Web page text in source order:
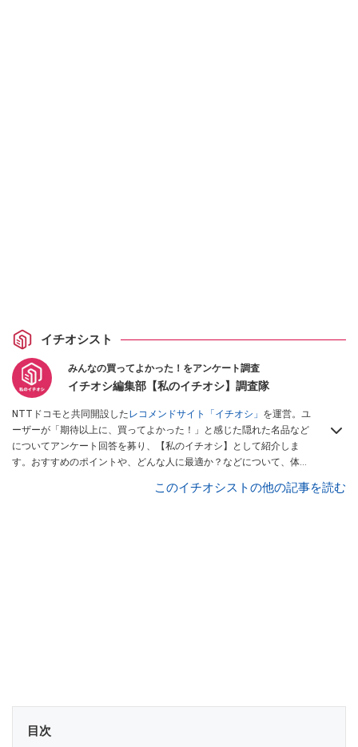
イチオシスト
みんなの買ってよかった！をアンケート調査
イチオシ編集部【私のイチオシ】調査隊
NTTドコモと共同開設したレコメンドサイト「イチオシ」 を運営。ユ
ーザーが「期待以上に、買ってよかった！」と感じた隠れた名品など
についてアンケート回答を募り、【私のイチオシ】として紹介しま
す。おすすめのポイントや、どんな人に最適か？などについて、体験
このイチオシストの他の記事を読む
目次